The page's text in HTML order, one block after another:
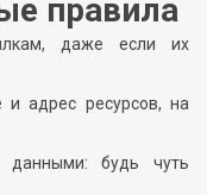
правила
даже если их
и адрес ресурсов, на
будь чуть